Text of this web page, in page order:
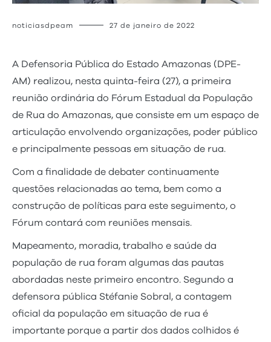
noticiasdpeam 27 de janeiro de 2022
A Defensoria Pública do Estado Amazonas (DPE-
AM) realizou, nesta quinta-feira (27), a primeira
reunião ordinária do Fórum Estadual da População
de Rua do Amazonas, que consiste em um espaço de
articulação envolvendo organizações, poder público
e principalmente pessoas em situação de rua.
Com a finalidade de debater continuamente
questões relacionadas ao tema, bem como a
construção de políticas para este seguimento, o
Fórum contará com reuniões mensais.
Mapeamento, moradia, trabalho e saúde da
população de rua foram algumas das pautas
abordadas neste primeiro encontro. Segundo a
defensora pública Stéfanie Sobral, a contagem
oficial da população em situação de rua é
importante porque a partir dos dados colhidos é